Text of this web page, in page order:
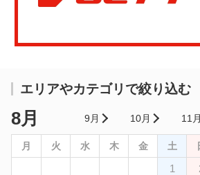
エリアやカテゴリで絞り込む
8月 9月 10月 11
月 火 水 木 金 土
1